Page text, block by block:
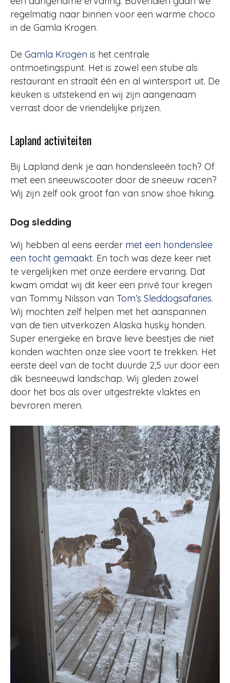
regelmatig naar binnen voor een warme choco
in de Gamla Krogen.
De Gamla Krogen is het centrale
ontmoetingspunt. Het is zowel een stube als
restaurant en straalt één en al wintersport uit. De
keuken is uitstekend en wij zijn aangenaam
verrast door de vriendelijke prijzen.
Lapland activiteiten
Bij Lapland denk je aan hondensleeën toch? Of
met een sneeuwscooter door de sneeuw racen?
Wij zijn zelf ook groot fan van snow shoe hiking.
Dog sledding
Wij hebben al eens eerder met een hondenslee
een tocht gemaakt. En toch was deze keer niet
te vergelijken met onze eerdere ervaring. Dat
kwam omdat wij dit keer een privé tour kregen
van Tommy Nilsson van Tom’s Sleddogsafaries.
Wij mochten zelf helpen met het aanspannen
van de tien uitverkozen Alaska husky honden.
Super energieke en brave lieve beestjes die niet
konden wachten onze slee voort te trekken. Het
eerste deel van de tocht duurde 2,5 uur door een
dik besneeuwd landschap. Wij gleden zowel
door het bos als over uitgestrekte vlaktes en
bevroren meren.